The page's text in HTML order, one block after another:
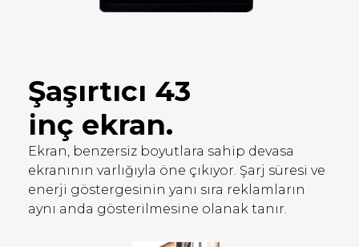
Şaşırtıcı 43
inç ekran.
Ekran, benzersiz boyutlara sahip devasa
ekranının varlığıyla öne çıkıyor. Şarj süresi ve
enerji göstergesinin yanı sıra reklamların
aynı anda gösterilmesine olanak tanır.